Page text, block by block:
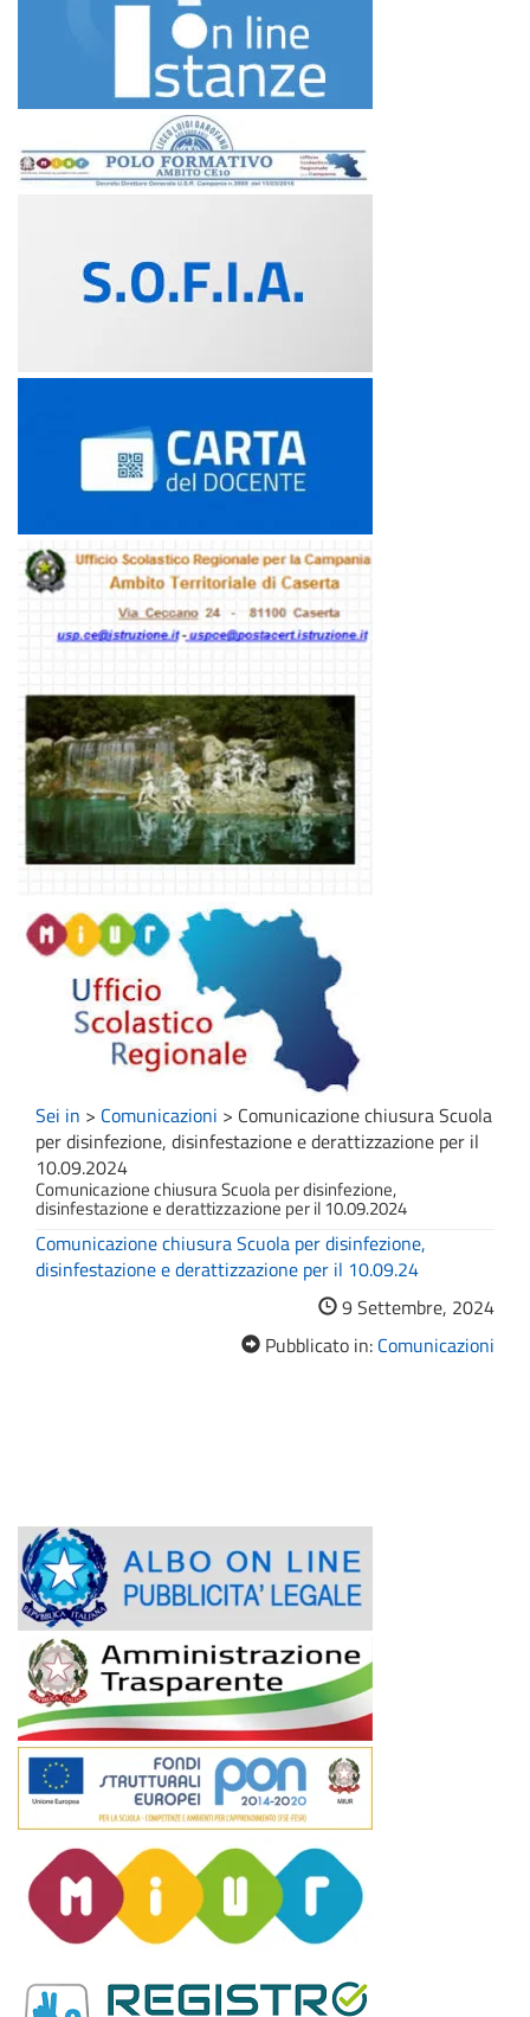
Sei in > Comunicazioni > Comunicazione chiusura Scuola
per disinfezione, disinfestazione e derattizzazione per il
10.09.2024
Comunicazione chiusura Scuola per disinfezione,
disinfestazione e derattizzazione per il 10.09.2024
Comunicazione chiusura Scuola per disinfezione,
disinfestazione e derattizzazione per il 10.09.24
9 Settembre, 2024
Pubblicato in: Comunicazioni